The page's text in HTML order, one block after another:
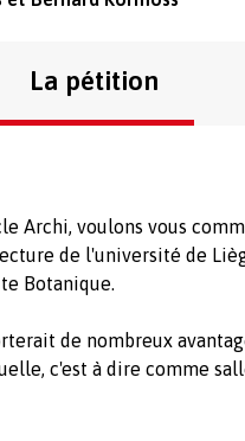
La pétition
Archi, voulons vous
de l'université de
Botanique.
de nombreux
c'est à dire comme